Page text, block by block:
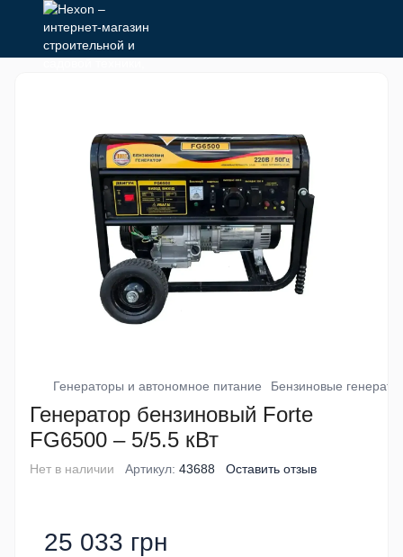
Генераторы и автономное питание Бензиновые
Генератор бензиновый Forte
FG6500 – 5/5.5 кВт
Нет в наличии Артикул: 43688 Оставить отзыв
25 033 грн